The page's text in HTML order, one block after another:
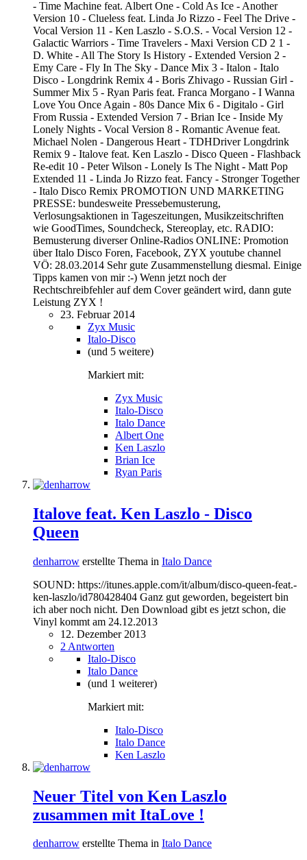
- Time Machine feat. Albert One - Cold As Ice - Another
Version 10 - Clueless feat. Linda Jo Rizzo - Feel The Drive -
Vocal Version 11 - Ken Laszlo - S.O.S. - Vocal Version 12 -
Galactic Warriors - Time Travelers - Maxi Version CD 2 1 -
D. White - All The Story Is History - Extended Version 2 -
Emy Care - Fly In The Sky - Dance Mix 3 - Italon - Italo
Disco - Longdrink Remix 4 - Boris Zhivago - Russian Girl -
Summer Mix 5 - Ryan Paris feat. Franca Morgano - I Wanna
Love You Once Again - 80s Dance Mix 6 - Digitalo - Girl
From Russia - Extended Version 7 - Brian Ice - Inside My
Lonely Nights - Vocal Version 8 - Romantic Avenue feat.
Michael Nolen - Dangerous Heart - TDHDriver Longdrink
Remix 9 - Italove feat. Ken Laszlo - Disco Queen - Flashback
Re-edit 10 - Peter Wilson - Lonely Is The Night - Matt Pop
Extended 11 - Linda Jo Rizzo feat. Fancy - Stronger Together
- Italo Disco Remix PROMOTION UND MARKETING
PRESSE: bundesweite Pressebemusterung,
Verlosungsaktionen in Tageszeitungen, Musikzeitschriften
wie GoodTimes, Soundcheck, Stereoplay, etc. RADIO:
Bemusterung diverser Online-Radios ONLINE: Promotion
über Italo Disco Foren, Facebook, ZYX youtube channel
VÖ: 28.03.2014 Sehr gute Zusammenstellung diesmal. Einige
Tipps kamen von mir :-) Wenn jetzt noch der
Rechtschreibfehler auf dem Cover geändert wird, dann gute
Leistung ZYX !
23. Februar 2014
Zyx Music
Italo-Disco
(und 5 weitere)
Markiert mit:
Zyx Music
Italo-Disco
Italo Dance
Albert One
Ken Laszlo
Brian Ice
Ryan Paris
Italove feat. Ken Laszlo - Disco
Queen
denharrow erstellte Thema in Italo Dance
SOUND: https://itunes.apple.com/it/album/disco-queen-feat.-
ken-laszlo/id780428404 Ganz gut geworden, begeistert bin
ich aber noch nicht. Den Download gibt es jetzt schon, die
Vinyl kommt am 24.12.2013
12. Dezember 2013
2 Antworten
Italo-Disco
Italo Dance
(und 1 weiterer)
Markiert mit:
Italo-Disco
Italo Dance
Ken Laszlo
Neuer Titel von Ken Laszlo
zusammen mit ItaLove !
denharrow erstellte Thema in Italo Dance